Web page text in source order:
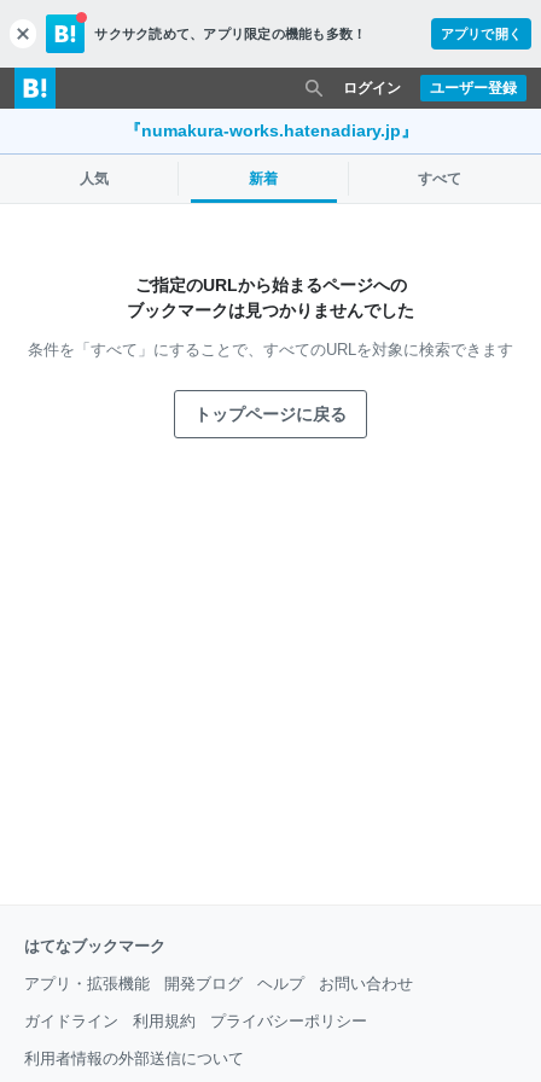
c
l
o
s
サクサク読めて、 アプリ限定の機能も多数！ アプリで開く
ユーザー登録
ログイン
『numakura-works.hatenadiary.jp』
人気 新着 すべて
ご指定のURLから始まるページへの
ブックマークは見つかりませんでした
条件を「すべて」にすることで、 すべてのURLを対象に検索できます
トップページに戻る
はてなブックマーク
アプリ・拡張機能 開発ブログ ヘルプ お問い合わせ
ガイドライン 利用規約 プライバシーポリシー
利用者情報の外部送信について